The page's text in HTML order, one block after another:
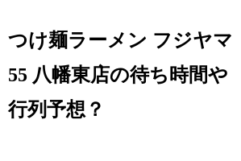
つけ麺ラーメン フジヤマ
55 八幡東店の待ち時間や
行列予想？